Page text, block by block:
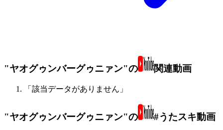
"ヤオグゥンバーグゥニァン"の 関連動画
「該当データがありません」
"ヤオグゥンバーグゥニァン"の #うたスキ動画